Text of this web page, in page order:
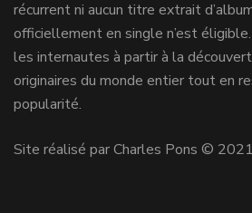
récurrent ni aucun titre extrait
officiellement en single n’est
les internautes à partir à la
originaires du monde entier tout en
popularité.
Site réalisé par Charles Pons ©